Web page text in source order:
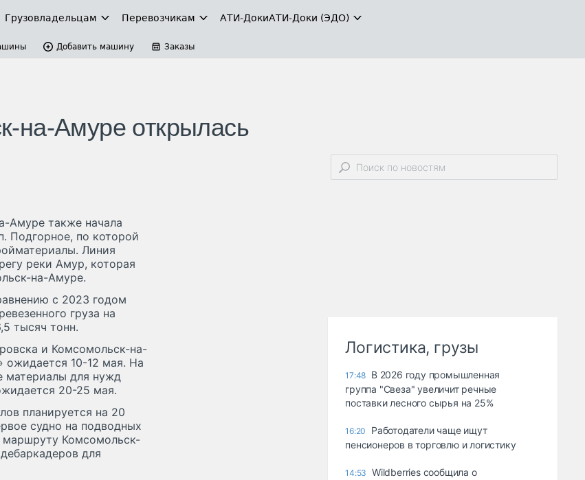
Грузовладельцам Перевозчикам АТИ-ДокиАТИ-Доки (ЭДО)
Добавить машину Заказы
на-Амуре открылась
Амуре также начала
Подгорное, по которой
Линия
реки Амур, которая
на-Амуре.
с 2023 годом
груза на
тысяч тонн.
и Комсомольск-на-
10-12 мая. На
материалы для нужд
20-25 мая.
планируется на 20
судно на подводных
маршруту Комсомольск-
для
Логистика, грузы
17:48 В 2026 году промышленная
группа "Свеза" увеличит речные
поставки лесного сырья на 25%
16:20
Работодатели чаще ищут
пенсионеров в торговлю и логистику
14:53
Wildberries сообщила о